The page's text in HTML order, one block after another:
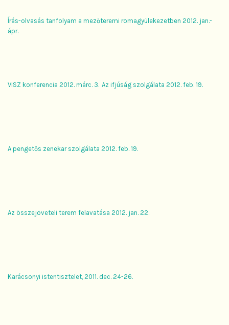
Írás-olvasás tanfolyam a mezőteremi romagyülekezetben 2012. jan.-
ápr.
VISZ konferencia 2012. márc. 3. Az ifjúság szolgálata 2012. feb. 19.
A pengetős zenekar szolgálata 2012. feb. 19.
Az összejöveteli terem felavatása 2012. jan. 22.
Karácsonyi istentisztelet, 2011. dec. 24-26.